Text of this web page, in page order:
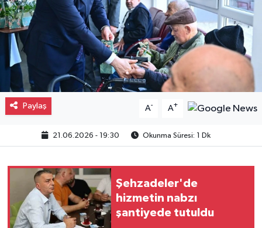
Paylaş A- A+
21.06.2026 - 19:30 Okunma Süresi: 1 Dk
Şehzadeler'de
hizmetin nabzı
şantiyede tutuldu
Spor
Eğitim